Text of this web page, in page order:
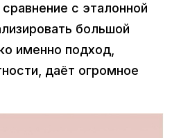
с эталонной
большой
именно подход,
даёт огромное